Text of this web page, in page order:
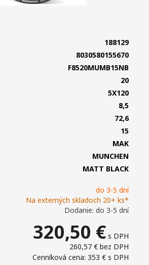
do 3-5 dní
Na externých skladoch 20+ ks*
Dodanie: do 3-5 dní
320,50 € s DPH
260,57 € bez DPH
Cenníková cena: 353 € s DPH
188129
8030580155670
F8520MUMB15NB
20
5X120
8,5
72,6
15
MAK
MUNCHEN
MATT BLACK